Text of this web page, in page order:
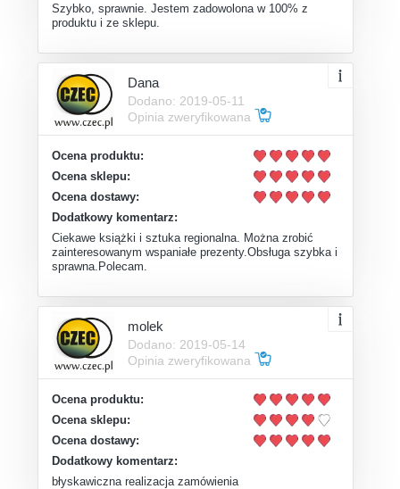
Szybko, sprawnie. Jestem zadowolona w 100% z
produktu i ze sklepu.
Dana
Dodano: 2019-05-11
Opinia zweryfikowana
Ocena produktu:
Ocena sklepu:
Ocena dostawy:
Dodatkowy komentarz:
Ciekawe książki i sztuka regionalna. Można zrobić
zainteresowanym wspaniałe prezenty.Obsługa szybka i
sprawna.Polecam.
molek
Dodano: 2019-05-14
Opinia zweryfikowana
Ocena produktu:
Ocena sklepu:
Ocena dostawy:
Dodatkowy komentarz:
błyskawiczna realizacja zamówienia